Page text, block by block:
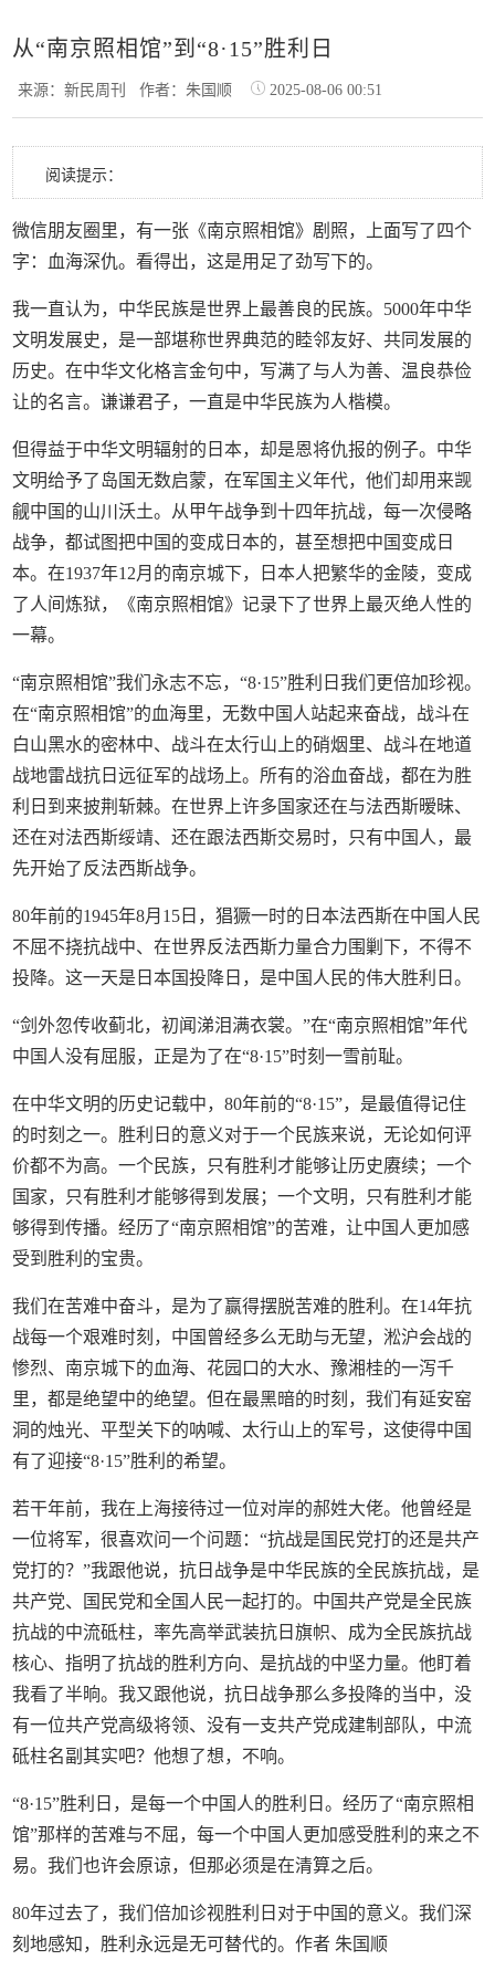
从“南京照相馆”到“8·15”胜利日
来源：新民周刊作者：朱国顺 2025-08-06 00:51
阅读提示：
微信朋友圈里，有一张《南京照相馆》剧照，上面写了四个
字：血海深仇。看得出，这是用足了劲写下的。
我一直认为，中华民族是世界上最善良的民族。5000年中华
文明发展史，是一部堪称世界典范的睦邻友好、共同发展的
历史。在中华文化格言金句中，写满了与人为善、温良恭俭
让的名言。谦谦君子，一直是中华民族为人楷模。
但得益于中华文明辐射的日本，却是恩将仇报的例子。中华
文明给予了岛国无数启蒙，在军国主义年代，他们却用来觊
觎中国的山川沃土。从甲午战争到十四年抗战，每一次侵略
战争，都试图把中国的变成日本的，甚至想把中国变成日
本。在1937年12月的南京城下，日本人把繁华的金陵，变成
了人间炼狱，《南京照相馆》记录下了世界上最灭绝人性的
一幕。
“南京照相馆”我们永志不忘，“8·15”胜利日我们更倍加珍视。
在“南京照相馆”的血海里，无数中国人站起来奋战，战斗在
白山黑水的密林中、战斗在太行山上的硝烟里、战斗在地道
战地雷战抗日远征军的战场上。所有的浴血奋战，都在为胜
利日到来披荆斩棘。在世界上许多国家还在与法西斯暧昧、
还在对法西斯绥靖、还在跟法西斯交易时，只有中国人，最
先开始了反法西斯战争。
80年前的1945年8月15日，猖獗一时的日本法西斯在中国人民
不屈不挠抗战中、在世界反法西斯力量合力围剿下，不得不
投降。这一天是日本国投降日，是中国人民的伟大胜利日。
“剑外忽传收蓟北，初闻涕泪满衣裳。”在“南京照相馆”年代
中国人没有屈服，正是为了在“8·15”时刻一雪前耻。
在中华文明的历史记载中，80年前的“8·15”，是最值得记住
的时刻之一。胜利日的意义对于一个民族来说，无论如何评
价都不为高。一个民族，只有胜利才能够让历史赓续；一个
国家，只有胜利才能够得到发展；一个文明，只有胜利才能
够得到传播。经历了“南京照相馆”的苦难，让中国人更加感
受到胜利的宝贵。
我们在苦难中奋斗，是为了赢得摆脱苦难的胜利。在14年抗
战每一个艰难时刻，中国曾经多么无助与无望，淞沪会战的
惨烈、南京城下的血海、花园口的大水、豫湘桂的一泻千
里，都是绝望中的绝望。但在最黑暗的时刻，我们有延安窑
洞的烛光、平型关下的呐喊、太行山上的军号，这使得中国
有了迎接“8·15”胜利的希望。
若干年前，我在上海接待过一位对岸的郝姓大佬。他曾经是
一位将军，很喜欢问一个问题：“抗战是国民党打的还是共产
党打的？”我跟他说，抗日战争是中华民族的全民族抗战，是
共产党、国民党和全国人民一起打的。中国共产党是全民族
抗战的中流砥柱，率先高举武装抗日旗帜、成为全民族抗战
核心、指明了抗战的胜利方向、是抗战的中坚力量。他盯着
我看了半晌。我又跟他说，抗日战争那么多投降的当中，没
有一位共产党高级将领、没有一支共产党成建制部队，中流
砥柱名副其实吧？他想了想，不响。
“8·15”胜利日，是每一个中国人的胜利日。经历了“南京照相
馆”那样的苦难与不屈，每一个中国人更加感受胜利的来之不
易。我们也许会原谅，但那必须是在清算之后。
80年过去了，我们倍加诊视胜利日对于中国的意义。我们深
刻地感知，胜利永远是无可替代的。作者 朱国顺